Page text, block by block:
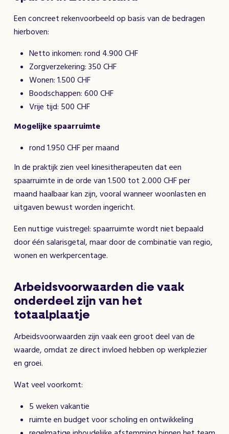
Een concreet rekenvoorbeeld op basis van de bedragen
hierboven:
Netto inkomen: rond 4.900 CHF
Zorgverzekering: 350 CHF
Wonen: 1.500 CHF
Boodschappen: 600 CHF
Vrije tijd: 500 CHF
Mogelijke spaarruimte
rond 1.950 CHF per maand
In de praktijk zien veel kinesitherapeuten dat een
spaarruimte in de orde van 1.500 tot 2.000 CHF per
maand haalbaar kan zijn, vooral wanneer woonlasten en
uitgaven bewust worden ingericht.
Een nuttige vuistregel: spaarruimte wordt niet bepaald
door één salarisgetal, maar door de combinatie van regio,
wonen en werkpercentage.
Arbeidsvoorwaarden die vaak
onderdeel zijn van het
totaalplaatje
Arbeidsvoorwaarden zijn vaak een groot deel van de
waarde, omdat ze direct invloed hebben op werkplezier
en groei.
Wat veel voorkomt:
5 weken vakantie
ruimte en budget voor scholing en ontwikkeling